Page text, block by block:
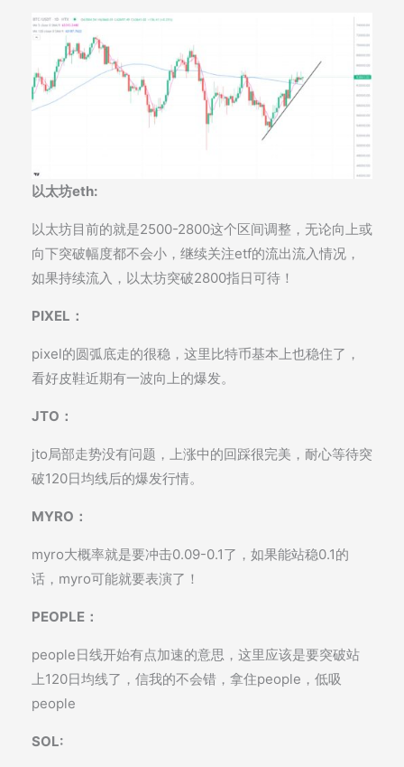
以太坊eth:
以太坊目前的就是2500-2800这个区间调整，无论向上或
向下突破幅度都不会小，继续关注etf的流出流入情况，
如果持续流入，以太坊突破2800指日可待！
PIXEL：
pixel的圆弧底走的很稳，这里比特币基本上也稳住了，
看好皮鞋近期有一波向上的爆发。
JTO：
jto局部走势没有问题，上涨中的回踩很完美，耐心等待突
破120日均线后的爆发行情。
MYRO：
myro大概率就是要冲击0.09-0.1了，如果能站稳0.1的
话，myro可能就要表演了！
PEOPLE：
people日线开始有点加速的意思，这里应该是要突破站
上120日均线了，信我的不会错，拿住people，低吸
people
SOL: